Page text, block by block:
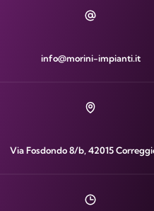
info@morini-impianti.it
Via Fosdondo 8/b, 42015